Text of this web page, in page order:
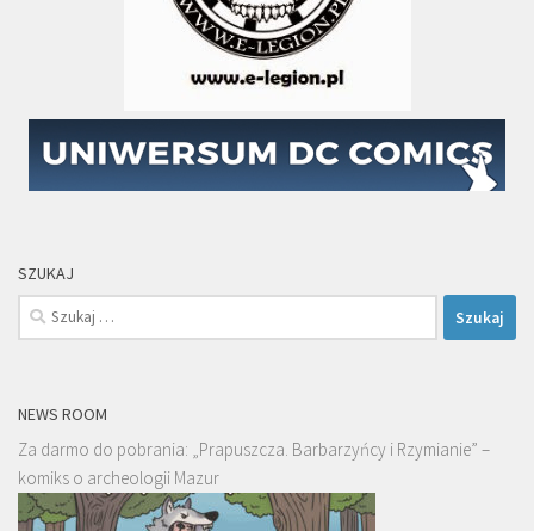
SZUKAJ
Szukaj:
NEWS ROOM
Za darmo do pobrania: „Prapuszcza. Barbarzyńcy i Rzymianie” –
komiks o archeologii Mazur